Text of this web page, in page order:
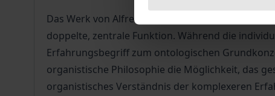
Das Werk von Alfred North Whitehead ist einer
doppelte, zentrale Funktion. Während die
Erfahrungsbegriff zum ontologischen
organistische Philosophie die Möglichkeit, das
organistisches Verständnis der komplexeren